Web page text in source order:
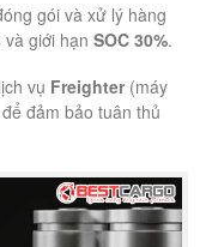
gói và xử lý hàng
và giới hạnSOC 30%.
vụ Freighter (máy
đảm bảo tuân thủ